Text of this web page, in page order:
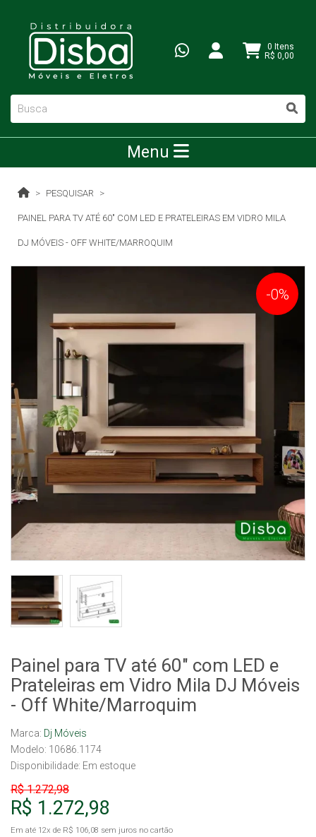
0 Itens
R$ 0,00
Menu
PESQUISAR
PAINEL PARA TV ATÉ 60" COM LED E PRATELEIRAS EM VIDRO MILA
DJ MÓVEIS - OFF WHITE/MARROQUIM
-0%
Painel para TV até 60" com LED e
Prateleiras em Vidro Mila DJ Móveis
- Off White/Marroquim
Marca: Dj Móveis
Modelo: 10686.1174
Disponibilidade: Em estoque
R$ 1.272,98
R$ 1.272,98
Em até 12x de R$ 106,08 sem juros no cartão